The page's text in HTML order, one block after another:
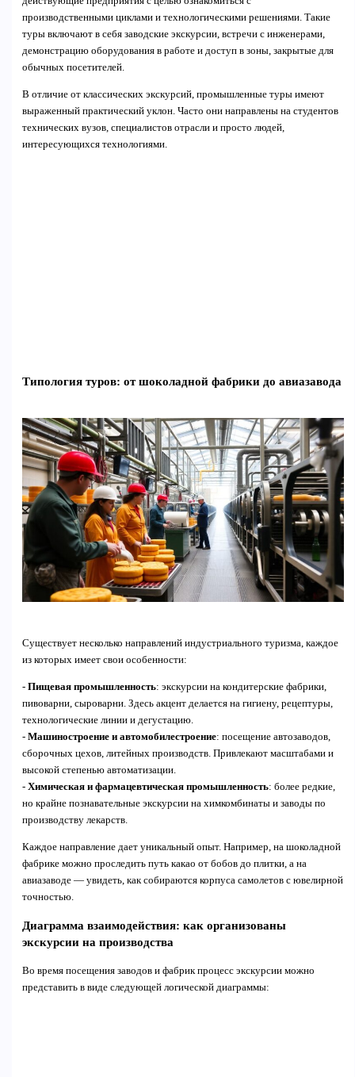
производственными циклами и технологическими решениями. Такие
туры включают в себя заводские экскурсии, встречи с инженерами,
демонстрацию оборудования в работе и доступ в зоны, закрытые для
обычных посетителей.
В отличие от классических экскурсий, промышленные туры имеют
выраженный практический уклон. Часто они направлены на студентов
технических вузов, специалистов отрасли и просто людей,
интересующихся технологиями.
Типология туров: от шоколадной фабрики до авиазавода
Существует несколько направлений индустриального туризма, каждое
из которых имеет свои особенности:
- Пищевая промышленность: экскурсии на кондитерские фабрики,
пивоварни, сыроварни. Здесь акцент делается на гигиену, рецептуры,
технологические линии и дегустацию.
- Машиностроение и автомобилестроение: посещение автозаводов,
сборочных цехов, литейных производств. Привлекают масштабами и
высокой степенью автоматизации.
- Химическая и фармацевтическая промышленность: более редкие,
но крайне познавательные экскурсии на химкомбинаты и заводы по
производству лекарств.
Каждое направление дает уникальный опыт. Например, на шоколадной
фабрике можно проследить путь какао от бобов до плитки, а на
авиазаводе — увидеть, как собираются корпуса самолетов с ювелирной
точностью.
Диаграмма взаимодействия: как организованы
экскурсии на производства
Во время посещения заводов и фабрик процесс экскурсии можно
представить в виде следующей логической диаграммы: